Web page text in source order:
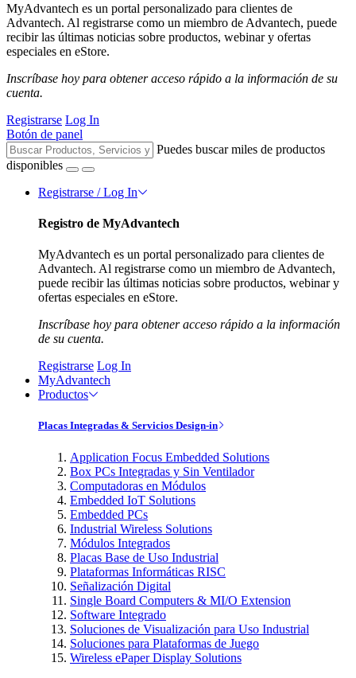
MyAdvantech es un portal personalizado para clientes de
Advantech. Al registrarse como un miembro de Advantech, puede
recibir las últimas noticias sobre productos, webinar y ofertas
especiales en eStore.
Inscríbase hoy para obtener acceso rápido a la información de su
cuenta.
Registrarse Log In
Botón de panel
Puedes buscar miles de productos
disponibles
Registrarse / Log In
Registro de MyAdvantech
MyAdvantech es un portal personalizado para clientes de
Advantech. Al registrarse como un miembro de Advantech,
puede recibir las últimas noticias sobre productos, webinar y
ofertas especiales en eStore.
Inscríbase hoy para obtener acceso rápido a la información
de su cuenta.
Registrarse Log In
MyAdvantech
Productos
Placas Integradas & Servicios Design-in
Application Focus Embedded Solutions
Box PCs Integradas y Sin Ventilador
Computadoras en Módulos
Embedded IoT Solutions
Embedded PCs
Industrial Wireless Solutions
Módulos Integrados
Placas Base de Uso Industrial
Plataformas Informáticas RISC
Señalización Digital
Single Board Computers & MI/O Extension
Software Integrado
Soluciones de Visualización para Uso Industrial
Soluciones para Plataformas de Juego
Wireless ePaper Display Solutions